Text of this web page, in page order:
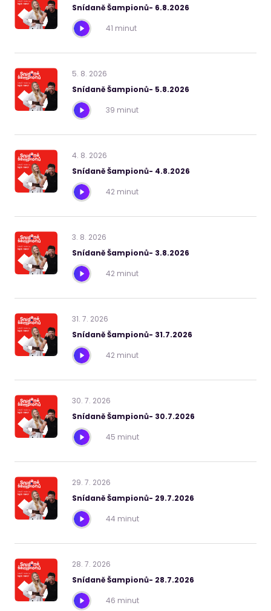
Snídaně Šampionů- 6.8.2026
41 minut
5. 8. 2026
Snídaně Šampionů- 5.8.2026
39 minut
4. 8. 2026
Snídaně Šampionů- 4.8.2026
42 minut
3. 8. 2026
Snídaně Šampionů- 3.8.2026
42 minut
31. 7. 2026
Snídaně Šampionů- 31.7.2026
42 minut
30. 7. 2026
Snídaně Šampionů- 30.7.2026
45 minut
29. 7. 2026
Snídaně Šampionů- 29.7.2026
44 minut
28. 7. 2026
Snídaně Šampionů- 28.7.2026
46 minut